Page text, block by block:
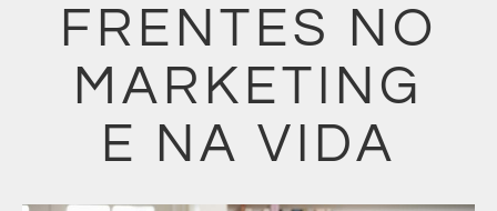
FRENTES NO
MARKETING
E NA VIDA